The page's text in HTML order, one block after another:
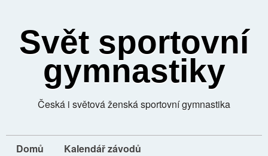
Svět sportovní
gymnastiky
Česká i světová ženská sportovní gymnastika
Domů
Kalendář závodů